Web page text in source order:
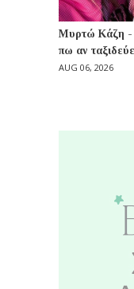
Μυρτώ Κάζη -
πω αν
AUG 06, 2026